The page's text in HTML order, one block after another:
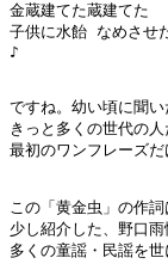
金蔵建てた蔵建てた
子供に水飴 なめさせ
♪
ですね。幼い頃に聞
きっと多くの世代の
最初のワンフレーズだ
この「黄金虫」の作
少し紹介した、野口雨
多くの童謡・民謡を